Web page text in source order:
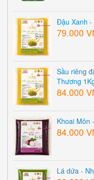
Đậu Xanh -
79.000
Sầu riêng
Thương
84.000
Khoai Môn
84.000
Lá dứa -